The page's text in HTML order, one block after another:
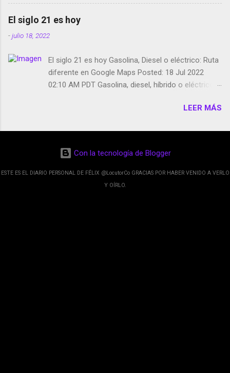
Dictados en Android El tamaño y su importancia...
El siglo 21 es hoy
-julio 18, 2022
El siglo 21 es hoy Gasolina, Diesel o eléctrico: Ruta
diferente en Google Maps Posted: 18 Jul 2022
02:10 AM PDT Gasolina, diesel, híbrido o eléctrico:
de esos sentidos es lo que hacen los
desarrolladores de Alphabet, la compañía matriz
de Google; y por el otro lado tenemos el
crecimiento de Google Maps con lo que
informamos los usuarios reseñas del lugares
LEER MÁS
Con la tecnología de Blogger
ESTE ES EL DIARIO PERSONAL DE FÉLIX @LocutorCo GRACIAS POR HABER VENIDO A VERLO
Y OÍRLO.